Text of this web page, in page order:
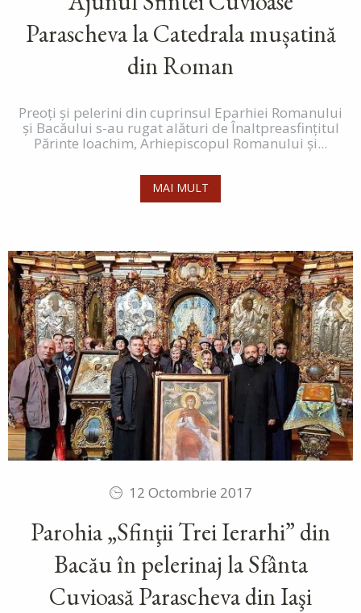
Parascheva la Catedrala mușatină
din Roman
Preoți și pelerini din cuprinsul Eparhiei Romanului
și Bacăului s-au rugat alături de Înaltpreasfințitul
Părinte Ioachim, Arhiepiscopul Romanului și...
MAI MULT
12 Octombrie 2017
Parohia „Sfinţii Trei Ierarhi” din
Bacău în pelerinaj la Sfânta
Cuvioasă Parascheva din Iaşi